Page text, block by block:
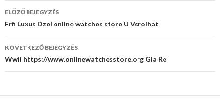
Bejegyzés
navigáció
ELŐZŐ BEJEGYZÉS
Frfi Luxus Dzel online watches store U Vsrolhat
KÖVETKEZŐ BEJEGYZÉS
Wwii https://www.onlinewatchesstore.org Gia Re